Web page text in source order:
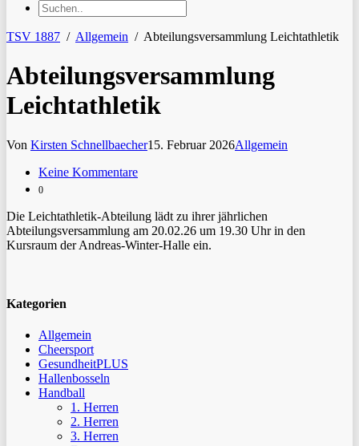
TSV 1887 / Allgemein / Abteilungsversammlung Leichtathletik
Abteilungsversammlung
Leichtathletik
Von Kirsten Schnellbaecher15. Februar 2026Allgemein
Keine Kommentare
0
Die Leichtathletik-Abteilung lädt zu ihrer jährlichen
Abteilungsversammlung am 20.02.26 um 19.30 Uhr in den
Kursraum der Andreas-Winter-Halle ein.
Kategorien
Allgemein
Cheersport
GesundheitPLUS
Hallenbosseln
Handball
1. Herren
2. Herren
3. Herren